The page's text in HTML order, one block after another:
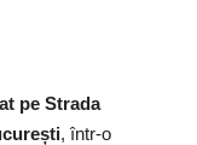
pe Strada
, într-o